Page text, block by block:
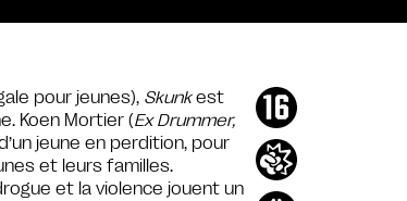
pour jeunes), Skunkest
Koen Mortier (Ex Drummer,
jeune en perdition, pour
et leurs familles.
et la violence jouent un